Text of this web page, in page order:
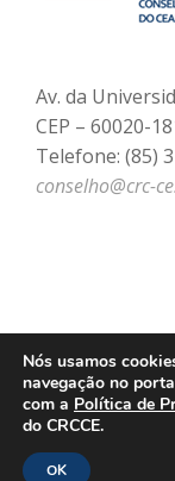
Av. da
CEP – 60020-
Telefone: (85)
conselho@crc-
Nós usamos
navegação no
com a Política de
do CRCCE.
OK